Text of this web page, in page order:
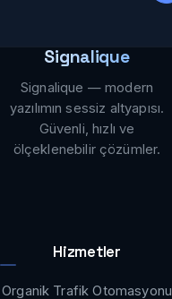
Signalique
Signalique — modern
yazılımın sessiz altyapısı.
Güvenli, hızlı ve
ölçeklenebilir çözümler.
Hizmetler
Organik Trafik Otomasyonu